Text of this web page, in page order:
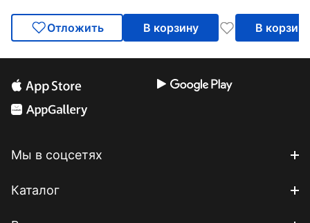
Отложить В корзину В корзину
Мы в соцсетях
Каталог